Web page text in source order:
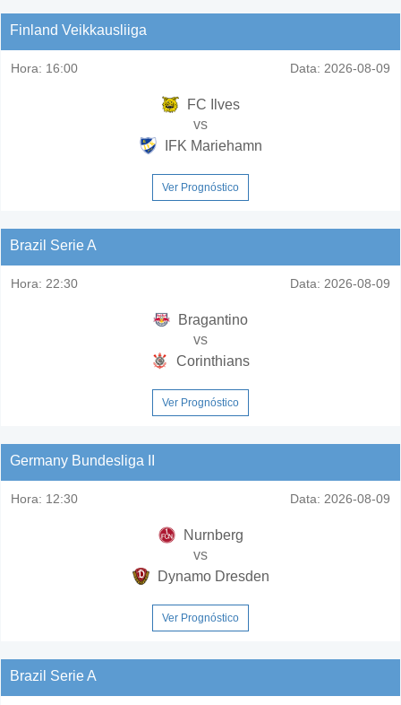
Finland Veikkausliiga
Hora: 16:00 Data: 2026-08-09
FC Ilves
vs
IFK Mariehamn
Ver Prognóstico
Brazil Serie A
Hora: 22:30 Data: 2026-08-09
Bragantino
vs
Corinthians
Ver Prognóstico
Germany Bundesliga II
Hora: 12:30 Data: 2026-08-09
Nurnberg
vs
Dynamo Dresden
Ver Prognóstico
Brazil Serie A